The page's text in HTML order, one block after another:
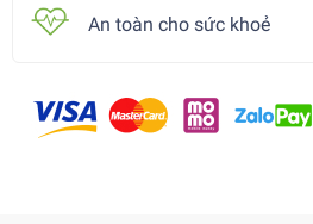
An toàn cho sức khoẻ